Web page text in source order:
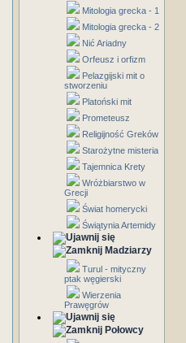
Mitologia grecka - 1
Mitologia grecka - 2
Nić Ariadny
Orfeusz i orfizm
Pelazgijski mit o
stworzeniu
Platoński mit
Prometeusz
Religijność Greków
Starożytne misteria
Tajemnica Krety
Wróżbiarstwo w
Grecji
Świat homerycki
Świątynia Artemidy
Madziarzy
Turul - mityczny
ptak węgierski
Wierzenia
Prawęgrów
Połowcy